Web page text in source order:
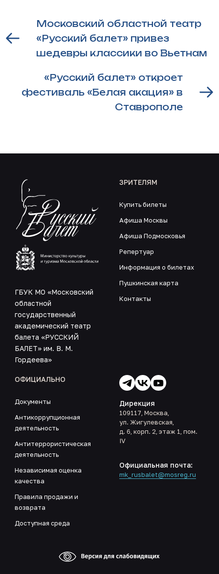
Московский областной театр
«Русский балет» привез
шедевры классики во Вьетнам
«Русский балет» откроет
фестиваль «Белая акация» в
Ставрополе
ГБУК МО «Московский
областной
государственный
академический театр
балета «РУССКИЙ
БАЛЕТ» им. В. М.
Гордеева»
ЗРИТЕЛЯМ
Купить билеты
Афиша Москвы
Афиша Подмосковья
Репертуар
Информация о билетах
Пушкинская карта
Контакты
ОФИЦИАЛЬНО
Документы
Антикоррупционная
деятельность
Антитеррористическая
деятельность
Независимая оценка
качества
Правила продажи и
возврата
Доступная среда
Дирекция
109117, Москва,
ул. Жигулевская,
д. 6, корп. 2, этаж 1, пом.
IV
Официальная почта:
mk_rusbalet@mosreg.ru